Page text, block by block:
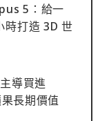
5：給一
時打造 3D 世
導買進
長期價值